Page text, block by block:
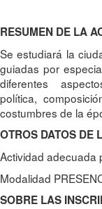
RESUMEN DE LA
Se estudiará la
guiadas por
diferentes
política,
costumbres de la
OTROS DATOS DE
Actividad adecuada
Modalidad
SOBRE LAS